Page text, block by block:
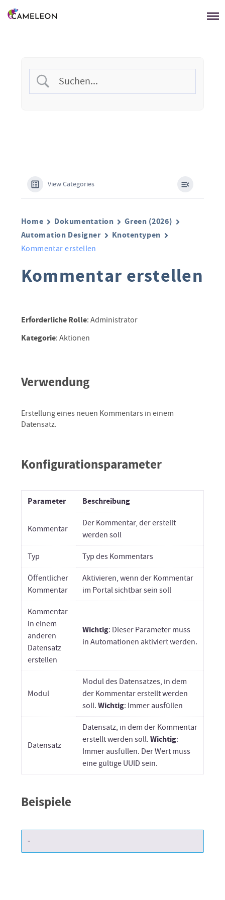
View Categories
Home Dokumentation
Green (2026)
Automation Designer
Knotentypen
Kommentar erstellen
Kommentar erstellen
Erforderliche Rolle: Administrator
Kategorie: Aktionen
Verwendung
Erstellung eines neuen Kommentars in einem
Datensatz.
Konfigurationsparameter
Parameter Beschreibung
Kommentar
Der Kommentar, der erstellt
werden soll
Typ Typ des Kommentars
Öffentlicher
Kommentar
Aktivieren, wenn der Kommentar
im Portal sichtbar sein soll
Kommentar
in einem
anderen
Datensatz
erstellen
Wichtig: Dieser Parameter muss
in Automationen aktiviert werden.
Modul
Modul des Datensatzes, in dem
der Kommentar erstellt werden
soll. Wichtig: Immer ausfüllen
Datensatz
Datensatz, in dem der Kommentar
erstellt werden soll. Wichtig:
Immer ausfüllen. Der Wert muss
eine gültige UUID sein.
Beispiele
-